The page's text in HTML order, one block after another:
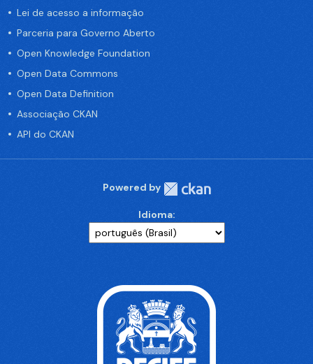
Lei de acesso a informação
Parceria para Governo Aberto
Open Knowledge Foundation
Open Data Commons
Open Data Definition
Associação CKAN
API do CKAN
Powered by
Idioma